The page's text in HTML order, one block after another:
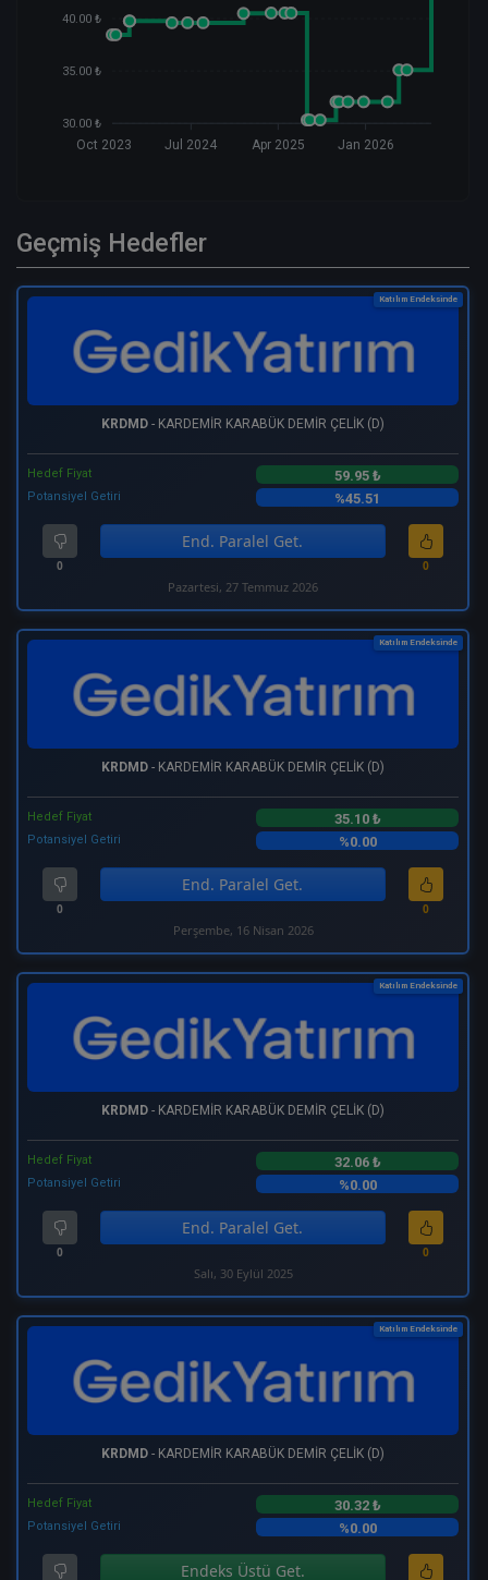
40.00 ₺
35.00 ₺
30.00 ₺
Oct 2023 Jul 2024 Apr 2025 Jan 2026
Geçmiş Hedefler
Katılım Endeksinde
KRDMD - KARDEMİR KARABÜK DEMİR ÇELİK (D)
Hedef Fiyat 59.95 ₺
Potansiyel Getiri %45.51
0
End. Paralel Get.
0
Pazartesi, 27 Temmuz 2026
Katılım Endeksinde
KRDMD - KARDEMİR KARABÜK DEMİR ÇELİK (D)
Hedef Fiyat 35.10 ₺
Potansiyel Getiri %0.00
0
End. Paralel Get.
0
Perşembe, 16 Nisan 2026
Katılım Endeksinde
KRDMD - KARDEMİR KARABÜK DEMİR ÇELİK (D)
Hedef Fiyat 32.06 ₺
Potansiyel Getiri %0.00
0
End. Paralel Get.
0
Salı, 30 Eylül 2025
Katılım Endeksinde
KRDMD - KARDEMİR KARABÜK DEMİR ÇELİK (D)
Hedef Fiyat 30.32 ₺
Potansiyel Getiri %0.00
Endeks Üstü Get.